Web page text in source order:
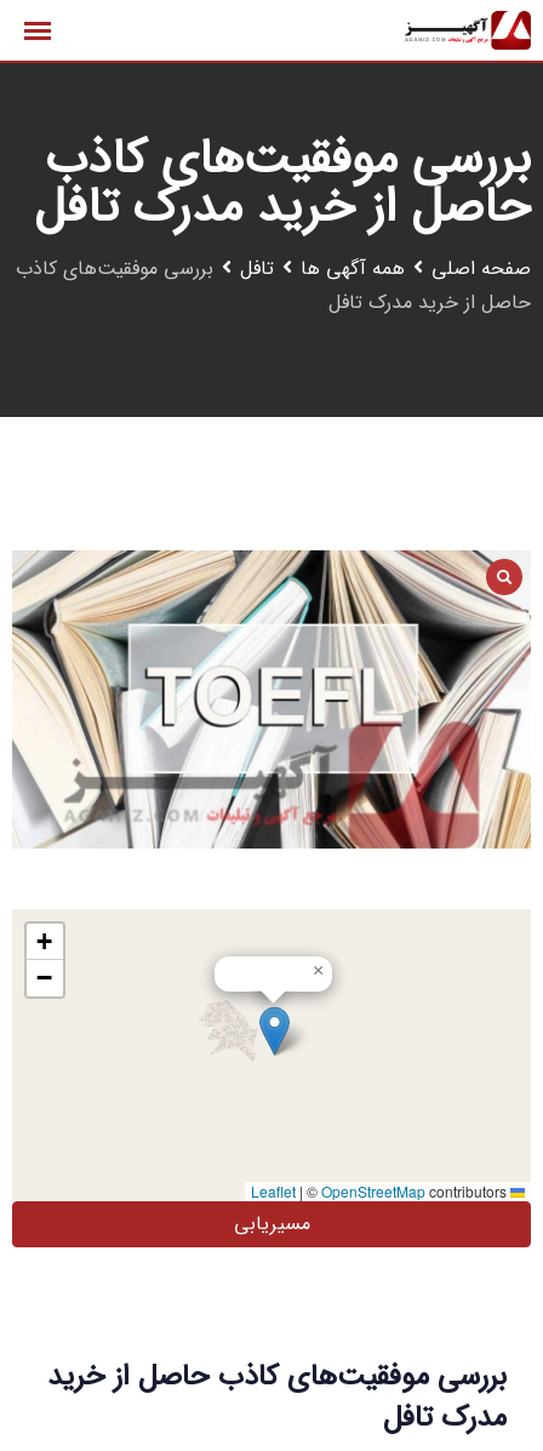
پرش
به
بررسی موفقیت‌های کاذب
حاصل از خرید مدرک تافل
صفحه اصلی همه آگهی ها تافل
بررسی موفقیت‌های کاذب
حاصل از خرید مدرک تافل
بررسی موفقیت‌های کاذب حاصل از خرید
مدرک تافل
×
+
−
| ©OpenStreetMapcontributors
مسیریابی